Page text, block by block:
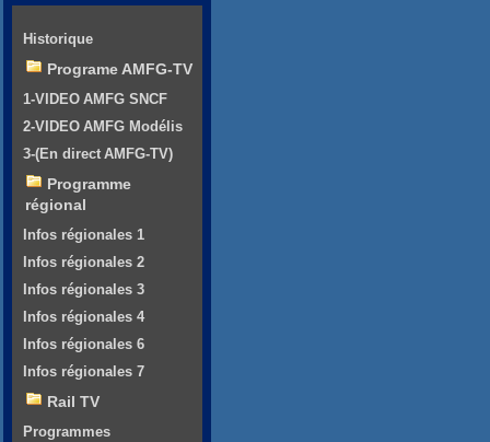
Historique
Programe AMFG-TV
1-VIDEO AMFG SNCF
2-VIDEO AMFG Modélis
3-(En direct AMFG-TV)
Programme
régional
Infos régionales 1
Infos régionales 2
Infos régionales 3
Infos régionales 4
Infos régionales 6
Infos régionales 7
Rail TV
Programmes